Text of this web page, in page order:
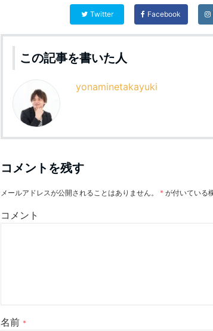
Twitter Facebook
この記事を書いた人
yonaminetakayuki
コメントを残す
メールアドレスが公開されることはありません。 * が付いている
コメント
名前 *